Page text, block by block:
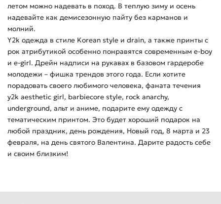
летом можно надевать в поход. В теплую зиму и осень
надевайте как демисезонную пайту без карманов и
молний.
Y2k одежда в стиле Korean style и drain, а также принты с
рок атрибутикой особенно понравятся современным e-boy
и e-girl. Дрейн надписи на рукавах в базовом гардеробе
молодежи – фишка трендов этого года. Если хотите
порадовать своего любимого человека, фаната течения
y2k aesthetic girl, barbiecore style, rock anarchy,
underground, альт и аниме, подарите ему одежду с
тематическим принтом. Это будет хороший подарок на
любой праздник, день рождения, Новый год, 8 марта и 23
февраля, на день святого Валентина. Дарите радость себе
и своим близким!